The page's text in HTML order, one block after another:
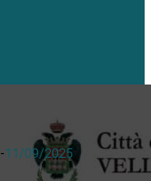
-11/09/2025